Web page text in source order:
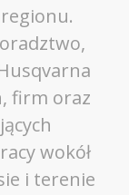
regionu.
firm oraz
wokół
i terenie